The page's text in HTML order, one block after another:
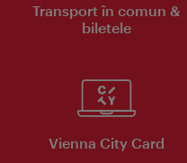
Transport în comun &
biletele
Vienna City Card